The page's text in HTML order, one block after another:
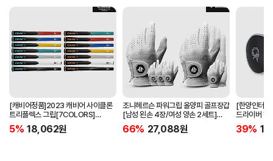
[캐비어정품]2023 캐비어 사이클론
트리플렉스 그립[7COLORS]
[라운드][39g/42g/46g/50g]
[R/S 토크]
5% 18,062원
조니헤르슨 파워그립 올양피 골프장갑
[남성 왼손 4장/여성 양손 2세트]
[화이트][케이스포함]
66% 27,088원
[한양인터
드라이버 헤
[HD-302]
39%